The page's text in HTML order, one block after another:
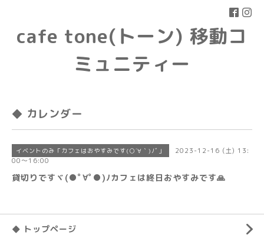
cafe tone(トーン) 移動コ
ミュニティー
◆ カレンダー
イベントのみ「カフェはおやすみです(○´∀｀)ﾉﾞ」
2023-12-16 (土) 13:
00～16:00
貸切りですヾ(●ﾟ∀ﾟ●)ﾉカフェは終日おやすみです🙏
◆ トップページ